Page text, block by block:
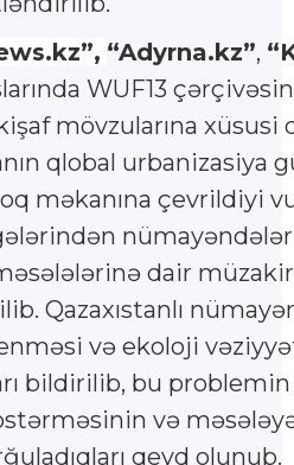
“Adyrna.kz”,
WUF13
mövzularına xüsusi
qlobal urbanizasiya
məkanına çevrildiyi
dair
Qazaxıstanlı
və ekoloji
bildirilib, bu
və
qeyd olunub.